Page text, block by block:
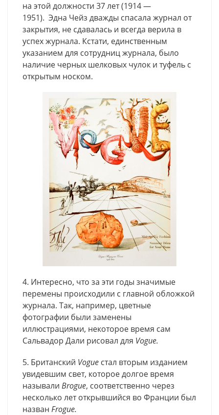
на этой должности 37 лет (1914 —
1951). Эдна Чейз дважды спасала журнал от
закрытия, не сдавалась и всегда верила в
успех журнала. Кстати, единственным
указанием для сотрудниц журнала, было
наличие черных шелковых чулок и туфель с
открытым носком.
4. Интересно, что за эти годы значимые
перемены происходили с главной обложкой
журнала. Так, например, цветные
фотографии были заменены
иллюстрациями, некоторое время сам
Сальвадор Дали рисовал для Vogue.
5. Британский Vogue стал вторым изданием
увидевшим свет, которое долгое время
называли Вrogue, соответственно через
несколько лет открывшийся во Франции был
назван Frogue.